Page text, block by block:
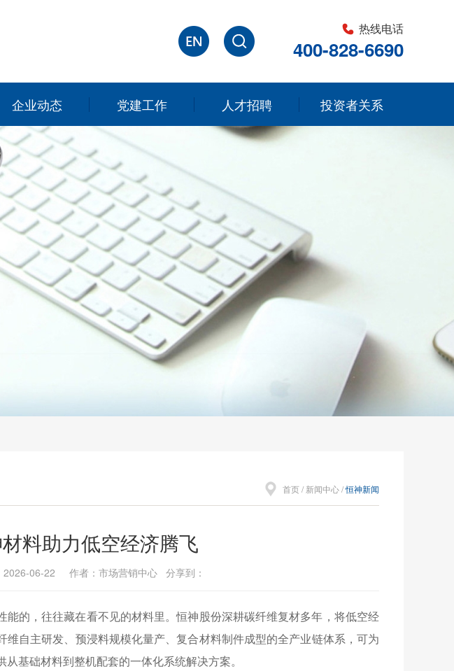
热线电话
400-828-6690
企业动态 党建工作 人才招聘 投资者关系
首页/ 新闻中心/恒神新闻
料助力低空经济腾飞
2026-06-22 作者：市场营销中心 分享到：
的，往往藏在看不见的材料里。恒神股份深耕碳纤维复材多年，将低空经
自主研发、预浸料规模化量产、复合材料制件成型的全产业链体系，可为
基础材料到整机配套的一体化系统解决方案。